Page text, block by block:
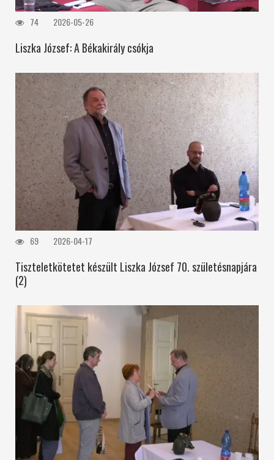
74 2026-05-26
Liszka József: A Békakirály csókja
69 2026-04-17
Tiszteletkötetet készült Liszka József 70. születésnapjára
(2)